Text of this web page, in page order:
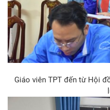
Giáo viên TPT đến từ Hội